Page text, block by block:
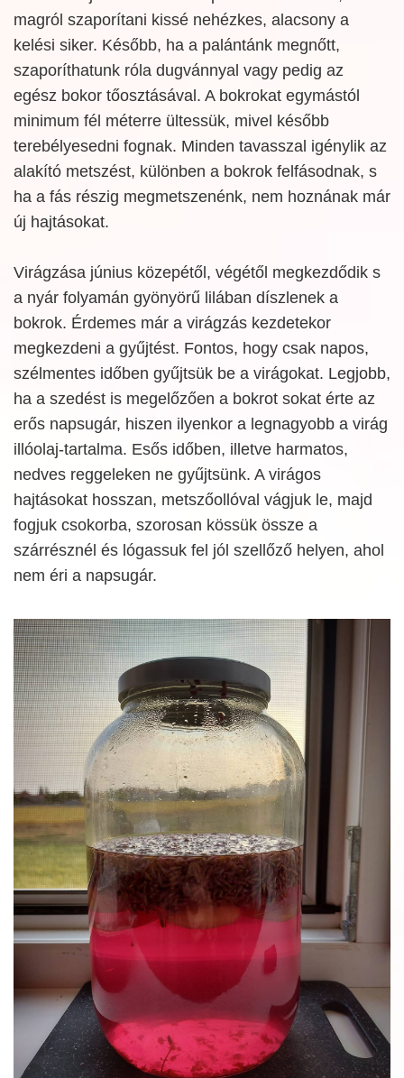
magról szaporítani kissé nehézkes, alacsony a
kelési siker. Később, ha a palántánk megnőtt,
szaporíthatunk róla dugvánnyal vagy pedig az
egész bokor tőosztásával. A bokrokat egymástól
minimum fél méterre ültessük, mivel később
terebélyesedni fognak. Minden tavasszal igénylik az
alakító metszést, különben a bokrok felfásodnak, s
ha a fás részig megmetszenénk, nem hoznának már
új hajtásokat.
Virágzása június közepétől, végétől megkezdődik s
a nyár folyamán gyönyörű lilában díszlenek a
bokrok. Érdemes már a virágzás kezdetekor
megkezdeni a gyűjtést. Fontos, hogy csak napos,
szélmentes időben gyűjtsük be a virágokat. Legjobb,
ha a szedést is megelőzően a bokrot sokat érte az
erős napsugár, hiszen ilyenkor a legnagyobb a virág
illóolaj-tartalma. Esős időben, illetve harmatos,
nedves reggeleken ne gyűjtsünk. A virágos
hajtásokat hosszan, metszőollóval vágjuk le, majd
fogjuk csokorba, szorosan kössük össze a
szárrésznél és lógassuk fel jól szellőző helyen, ahol
nem éri a napsugár.